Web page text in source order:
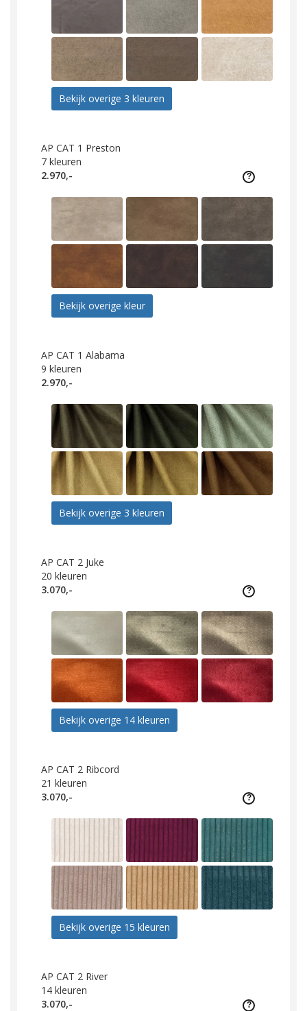
Bekijk overige 3 kleuren
AP CAT 1 Preston
7 kleuren
2.970,-
Bekijk overige kleur
AP CAT 1 Alabama
9 kleuren
2.970,-
Bekijk overige 3 kleuren
AP CAT 2 Juke
20 kleuren
3.070,-
Bekijk overige 14 kleuren
AP CAT 2 Ribcord
21 kleuren
3.070,-
Bekijk overige 15 kleuren
AP CAT 2 River
14 kleuren
3.070,-